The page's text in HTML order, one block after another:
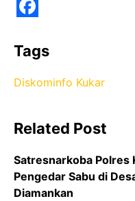
a
c
e
b
o
o
k
Tags
Diskominfo Kukar
Related Post
Satresnarkoba Polres
Pengedar Sabu di
Diamankan